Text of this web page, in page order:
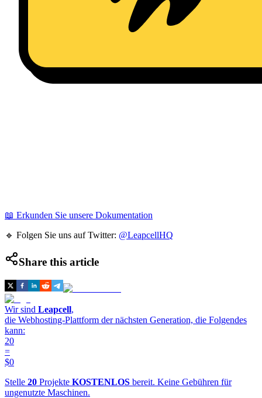
📖 Erkunden Sie unsere Dokumentation
🔹 Folgen Sie uns auf Twitter: @LeapcellHQ
Share this article
Wir sind Leapcell,
die Webhosting-Plattform der nächsten Generation, die Folgendes
kann:
20
=
$0
Stelle 20 Projekte KOSTENLOS bereit. Keine Gebühren für
ungenutzte Maschinen.